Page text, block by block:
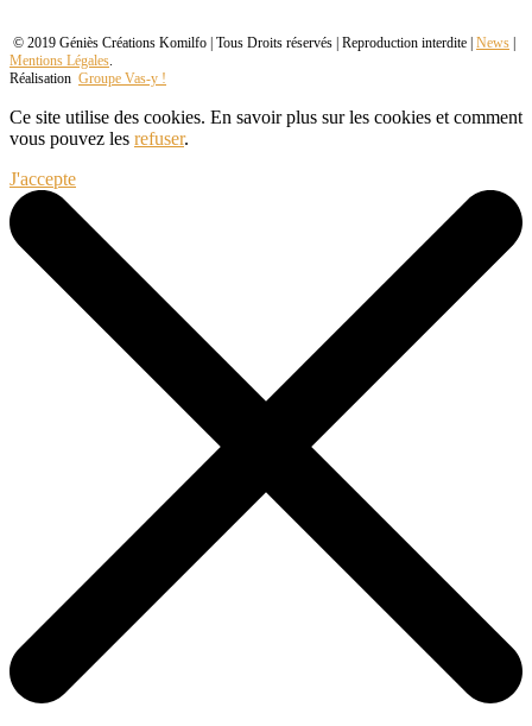
© 2019 Géniès Créations Komilfo | Tous Droits réservés | Reproduction interdite | News
Mentions Légales.
Réalisation Groupe Vas-y !
Ce site utilise des cookies. En savoir plus sur les cookies et comment
vous pouvez les refuser.
J'accepte